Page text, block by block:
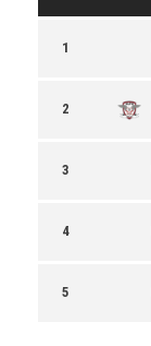
1
2
3
4
5